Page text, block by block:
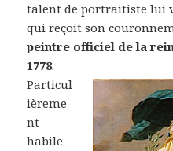
talent de portraitiste lui
qui reçoit son
peintre officiel de la
1778.
Particul
ièreme
nt
habile